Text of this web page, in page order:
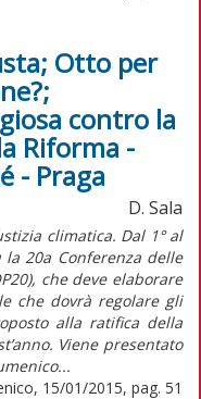
Otto per
contro la
Riforma -
- Praga
D. Sala
climatica. Dal 1° al
20a Conferenza delle
che deve elaborare
che dovrà regolare gli
alla ratifica della
Viene presentato
15/01/2015, pag. 51